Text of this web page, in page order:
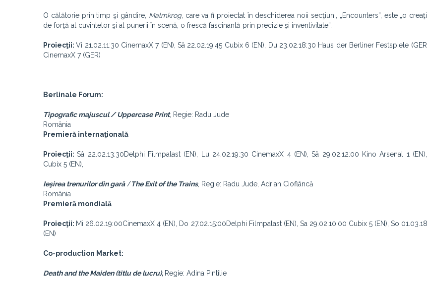
O călătorie prin timp şi gândire, Malmkrog, care va fi proiectat în deschiderea noii secţiuni, „Encounters”, este „o
de forţă al cuvintelor şi al punerii în scenă, o frescă fascinantă prin precizie şi inventivitate”.
Proiecţii:Vi 21.02.11:30 CinemaxX 7 (EN), Sâ 22.02.19:45 Cubix 6 (EN), Du 23.02.18:30 Haus der Berliner Festspiele
CinemaxX 7 (GER)
Berlinale Forum:
Tipografic majuscul / Uppercase Print, Regie: Radu Jude
România
Premieră internaţională
Proiecţii:Sâ 22.02.13:30Delphi Filmpalast (EN), Lu 24.02.19:30 CinemaxX 4 (EN), Sâ 29.02.12:00 Kino Arsenal 1
Cubix 5 (EN),
Ieşirea trenurilor din gară/The Exit of the Trains, Regie: Radu Jude, Adrian Cioflâncă
România
Premieră mondială
Proiecţii: Mi 26.02.19:00CinemaxX 4 (EN), Do 27.02.15:00Delphi Filmpalast (EN), Sa 29.02.10:00 Cubix 5 (EN), So
(EN)
Co-production Market:
Death and the Maiden (titlu de lucru), Regie: Adina Pintilie